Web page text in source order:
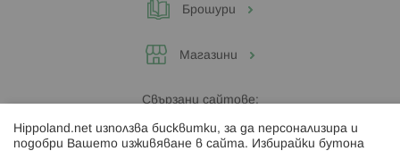
Брошури
Магазини
Свързани сайтове:
Hippoland.ro
Hippoland.net използва бисквитки, за да персонализира и
подобри Вашето изживяване в сайта. Избирайки бутона